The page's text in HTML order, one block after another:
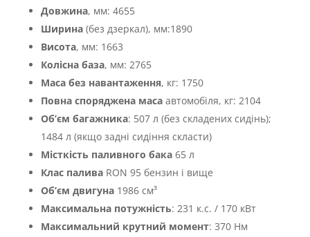
Довжина, мм: 4655
Ширина(без дзеркал), мм:1890
Висота, мм: 1663
Колісна база, мм: 2765
Маса без навантаження, кг: 1750
Повна споряджена масаавтомобіля, кг: 2104
Об’єм багажника: 507 л (без складених сидінь);
1484 л (якщо задні сидіння скласти)
Місткість паливного бака65 л
Клас паливаRON 95 бензин і вище
Об’єм двигуна1986 см³
Максимальна потужність: 231 к.с. / 170 кВт
Максимальний крутний момент: 370 Нм